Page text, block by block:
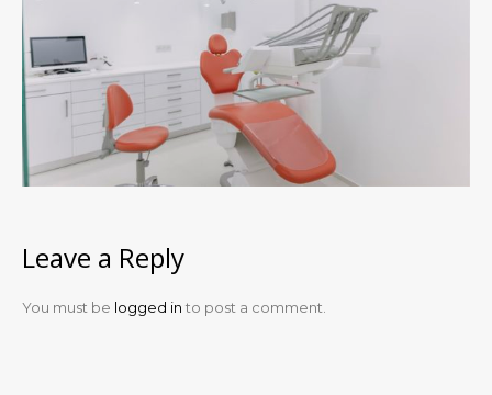
Leave a Reply
You must be logged in to post a comment.